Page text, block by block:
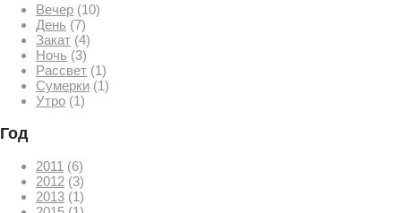
Вечер (10)
День (7)
Закат (4)
Ночь (3)
Рассвет (1)
Сумерки (1)
Утро (1)
Год
2011 (6)
2012 (3)
2013 (1)